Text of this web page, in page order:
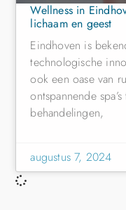
Wellness in
lichaam en geest
Eindhoven is
technologische
ook een oase van
ontspannende
behandelingen,
augustus 7, 2024